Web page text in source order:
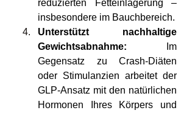
reduzierten Fetteinlagerung –
insbesondere im Bauchbereich.
Unterstützt nachhaltige
Gewichtsabnahme: Im
Gegensatz zu Crash-Diäten
oder Stimulanzien arbeitet der
GLP-Ansatz mit den natürlichen
Hormonen Ihres Körpers und